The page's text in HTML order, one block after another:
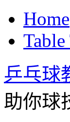
Home
Table
乒乓球
助你球